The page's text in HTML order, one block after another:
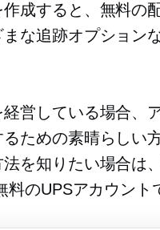
作成すると、無料の
な追跡オプション
営している場合、
ための素晴らしい
を知りたい場合は
料のUPSアカウント